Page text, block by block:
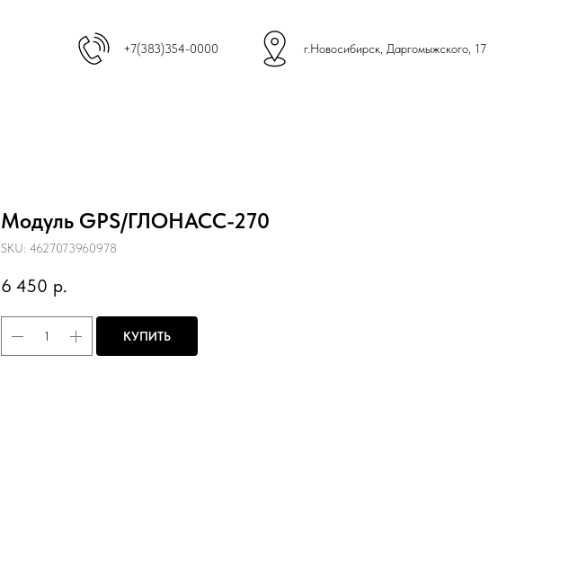
+7(383)354-0000 г.Новосибирск, Даргомыжского, 17
Модуль GPS/ГЛОНАСС-270
SKU: 4627073960978
6 450 р.
КУПИТЬ